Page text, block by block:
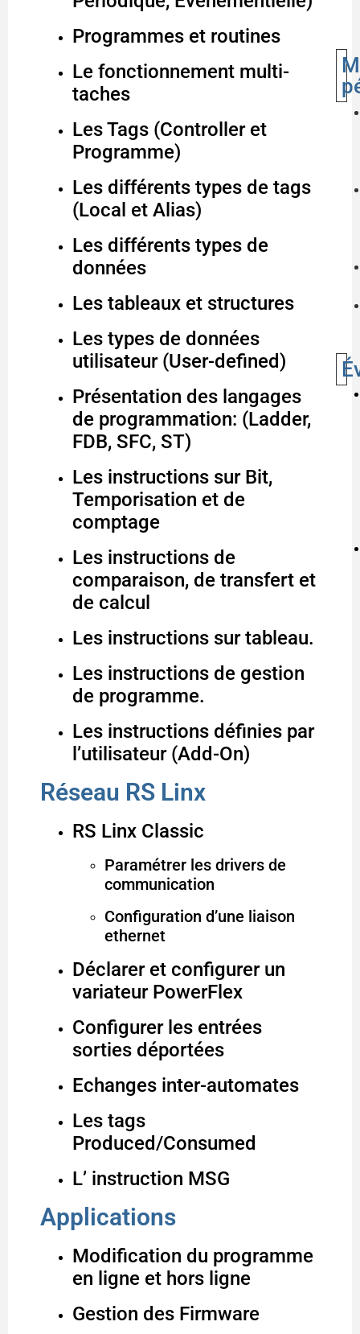
Programmes et routines
Le fonctionnement multi-
taches
Les Tags (Controller et
Programme)
Les différents types de tags
(Local et Alias)
Les différents types de
données
Les tableaux et structures
Les types de données
utilisateur (User-defined)
Présentation des langages
de programmation: (Ladder,
FDB, SFC, ST)
Les instructions sur Bit,
Temporisation et de
comptage
Les instructions de
comparaison, de transfert et
de calcul
Les instructions sur tableau.
Les instructions de gestion
de programme.
Les instructions définies par
l’utilisateur (Add-On)
Réseau RS Linx
RS Linx Classic
Paramétrer les drivers de
communication
Configuration d’une liaison
ethernet
Déclarer et configurer un
variateur PowerFlex
Configurer les entrées
sorties déportées
Echanges inter-automates
Les tags
Produced/Consumed
L’ instruction MSG
Applications
Modification du programme
en ligne et hors ligne
Gestion des Firmware